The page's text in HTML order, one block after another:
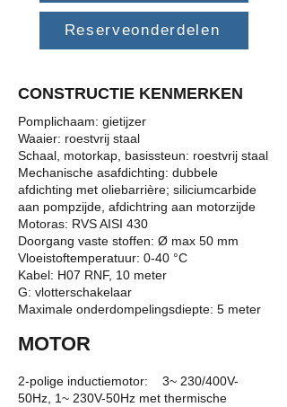
Reserveonderdelen
CONSTRUCTIE KENMERKEN
Pomplichaam: gietijzer
Waaier: roestvrij staal
Schaal, motorkap, basissteun: roestvrij staal
Mechanische asafdichting: dubbele
afdichting met oliebarrière; siliciumcarbide
aan pompzijde, afdichtring aan motorzijde
Motoras: RVS AISI 430
Doorgang vaste stoffen: Ø max 50 mm
Vloeistoftemperatuur: 0-40 °C
Kabel: H07 RNF, 10 meter
G: vlotterschakelaar
Maximale onderdompelingsdiepte: 5 meter
MOTOR
2-polige inductiemotor: 3~ 230/400V-
50Hz, 1~ 230V-50Hz met thermische